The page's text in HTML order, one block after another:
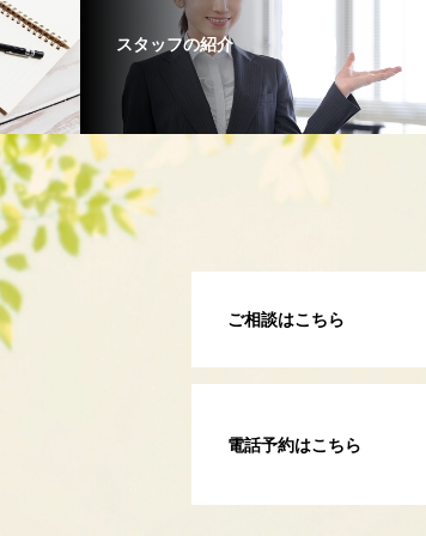
スタッフの紹介
ご相談はこちら
電話予約はこちら